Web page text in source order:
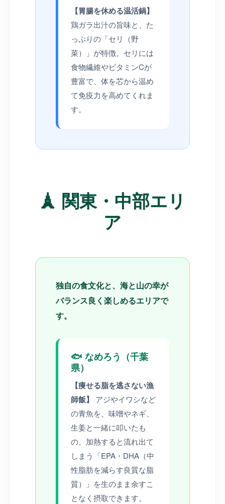
【胃腸を休める温活鍋】
鶏ガラ出汁の旨味と、た
っぷりの「セリ（野
菜）」が特徴。セリには
食物繊維やビタミンCが
豊富で、体を芯から温め
て免疫力を高めてくれま
す。
🗼 関東・中部エリ
ア
独自の食文化と、海と山の幸が
バランス良く楽しめるエリアで
す。
🐟 なめろう（千葉
県）
【痩せる脂を逃さない漁
師飯】
アジやイワシなど
の青魚を、味噌やネギ、
生姜と一緒に叩いたも
の。加熱すると流れ出て
しまう「EPA・DHA（中
性脂肪を減らす良質な脂
質）」を生のまま余すこ
となく摂取できます。